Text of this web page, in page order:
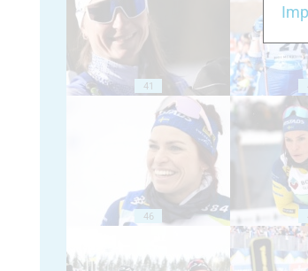
41
46